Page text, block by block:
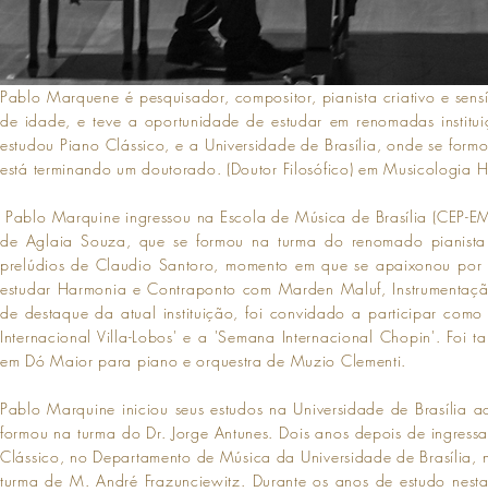
Pablo Marquene é pesquisador, compositor, pianista criativo e
de idade, e teve a oportunidade de estudar em renomadas
estudou Piano Clássico, e a Universidade de Brasília, onde se
está terminando um doutorado. (Doutor Filosófico) em Musicologia
Pablo Marquine ingressou na Escola de Música de Brasília
de Aglaia Souza, que se formou na turma do renomado
prelúdios de Claudio Santoro, momento em que se apaixonou
estudar Harmonia e Contraponto com Marden Maluf,
de destaque da atual instituição, foi convidado a participar
Internacional Villa-Lobos' e a 'Semana Internacional Chopin'. Foi
em Dó Maior para piano e orquestra de Muzio Clementi.
Pablo Marquine iniciou seus estudos na Universidade de
formou na turma do Dr. Jorge Antunes. Dois anos depois de
Clássico, no Departamento de Música da Universidade de
turma de M. André Frazunciewitz. Durante os anos de estudo